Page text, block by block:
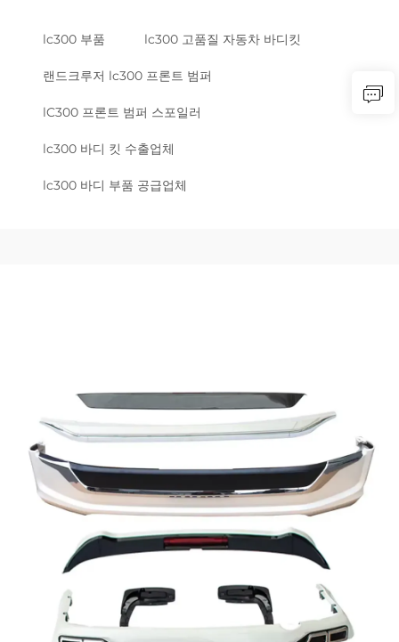
lc300 부품 lc300 고품질 자동차 바디킷
랜드크루저 lc300 프론트 범퍼
lC300 프론트 범퍼 스포일러
lc300 바디 킷 수출업체
lc300 바디 부품 공급업체